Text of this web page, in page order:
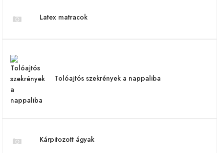
Latex matracok
Tolóajtós szekrények a nappaliba
Kárpitozott ágyak